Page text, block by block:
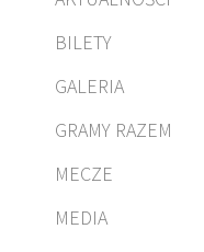
BILETY
GALERIA
GRAMY RAZEM
MECZE
MEDIA